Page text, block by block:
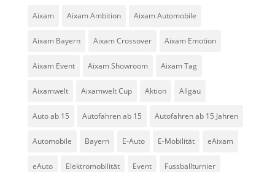
Aixam Aixam Ambition Aixam Automobile
Aixam Bayern Aixam Crossover Aixam Emotion
Aixam Event Aixam Showroom Aixam Tag
Aixamwelt Aixamwelt Cup Aktion Allgäu
Auto ab 15 Autofahren ab 15 Autofahren ab 15 Jahren
Automobile Bayern E-Auto E-Mobilität eAixam
eAuto Elektromobilität Event Fussballturnier